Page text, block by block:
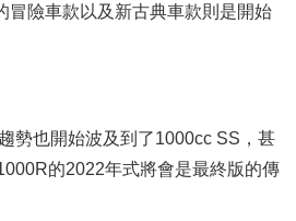
冒險車款以及新古典車款則是開始
勢也開始波及到了1000cc SS，甚
的2022年式將會是最終版的傳